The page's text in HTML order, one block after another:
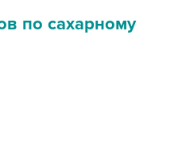
по сахарному